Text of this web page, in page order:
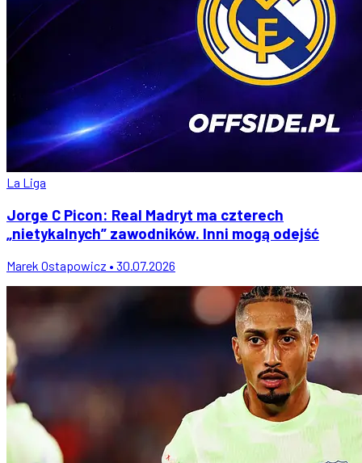
La Liga
Jorge C Picon: Real Madryt ma czterech
„nietykalnych” zawodników. Inni mogą odejść
Marek Ostapowicz • 30.07.2026